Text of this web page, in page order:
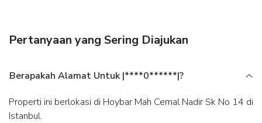
Pertanyaan yang Sering Diajukan
Berapakah Alamat Untuk |****0******|?
Properti ini berlokasi di Hoybar Mah Cemal Nadir Sk No 14 di
Istanbul.